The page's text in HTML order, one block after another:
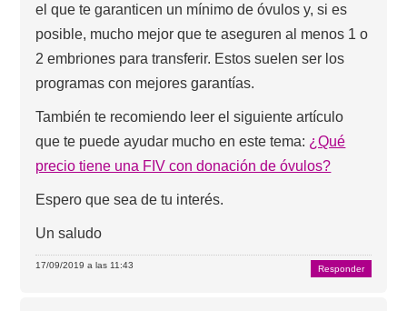
el que te garanticen un mínimo de óvulos y, si es
posible, mucho mejor que te aseguren al menos 1 o
2 embriones para transferir. Estos suelen ser los
programas con mejores garantías.
También te recomiendo leer el siguiente artículo
que te puede ayudar mucho en este tema: ¿Qué
precio tiene una FIV con donación de óvulos?
Espero que sea de tu interés.
Un saludo
17/09/2019 a las 11:43 Responder